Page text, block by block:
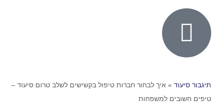
תיגבור סיעוד » איך לבחור חברות טיפול בקשישים לשלב טרום סיעוד –
טיפים חשובים למשפחות